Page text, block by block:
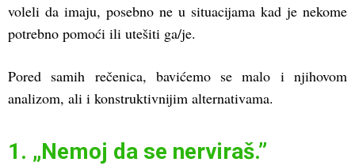
voleli da imaju, posebno ne u situacijama kad je nekome
potrebno pomoći ili utešiti ga/je.
Pored samih rečenica, bavićemo se malo i njihovom
analizom, ali i konstruktivnijim alternativama.
1. „Nemoj da se nerviraš.”